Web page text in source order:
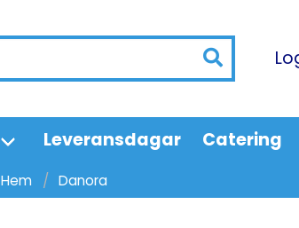
Leveransdagar Catering
Hem Danora